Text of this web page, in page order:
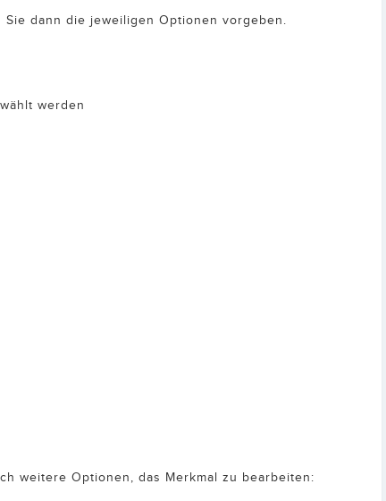
dann die jeweiligen Optionen vorgeben.
werden
weitere Optionen, das Merkmal zu bearbeiten: